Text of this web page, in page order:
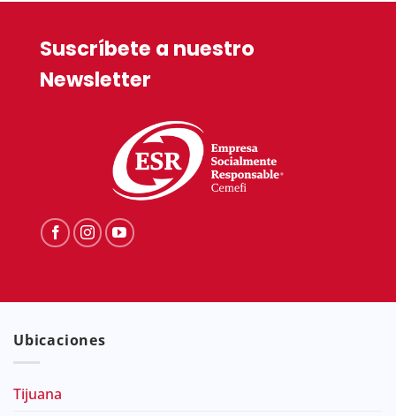
Suscríbete a nuestro
Newsletter
Ubicaciones
Tijuana